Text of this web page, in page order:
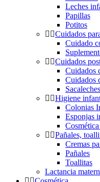
Leches
Papillas
Potitos
Cuidados
Cuidado
Cuidados
Cuidados
Cuidados
Higiene
Colonias
Esponjas
Pañales,
Cremas
Pañales
Toallitas
Lactancia